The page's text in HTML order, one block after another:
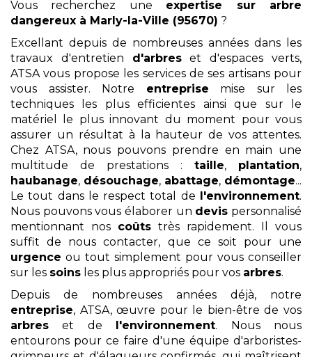
Vous recherchez une expertise sur arbre
dangereux à Marly-la-Ville (95670) ?
Excellant depuis de nombreuses années dans les
travaux d'entretien d'arbreset d'espaces verts,
ATSA vous propose les services de ses artisans pour
vous assister. Notre entreprise mise sur les
techniques les plus efficientes ainsi que sur le
matériel le plus innovant du moment pour vous
assurer un résultat à la hauteur de vos attentes.
Chez ATSA, nous pouvons prendre en main une
multitude de prestations : taille, plantation,
haubanage, désouchage, abattage, démontage...
Le tout dans le respect total de l'environnement.
Nous pouvons vous élaborer un devis personnalisé
mentionnant nos coûts très rapidement. Il vous
suffit de nous contacter, que ce soit pour une
urgence ou tout simplement pour vous conseiller
sur les soins les plus appropriés pour vos arbres.
Depuis de nombreuses années déjà, notre
entreprise, ATSA, œuvre pour le bien-être de vos
arbres et de l'environnement. Nous nous
entourons pour ce faire d'une équipe d'arboristes-